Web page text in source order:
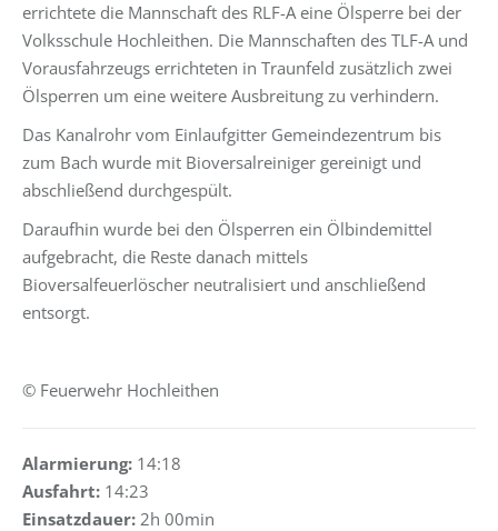
errichtete die Mannschaft des RLF-A eine Ölsperre bei der
Volksschule Hochleithen. Die Mannschaften des TLF-A und
Vorausfahrzeugs errichteten in Traunfeld zusätzlich zwei
Ölsperren um eine weitere Ausbreitung zu verhindern.
Das Kanalrohr vom Einlaufgitter Gemeindezentrum bis
zum Bach wurde mit Bioversalreiniger gereinigt und
abschließend durchgespült.
Daraufhin wurde bei den Ölsperren ein Ölbindemittel
aufgebracht, die Reste danach mittels
Bioversalfeuerlöscher neutralisiert und anschließend
entsorgt.
© Feuerwehr Hochleithen
Alarmierung: 14:18
Ausfahrt: 14:23
Einsatzdauer: 2h 00min